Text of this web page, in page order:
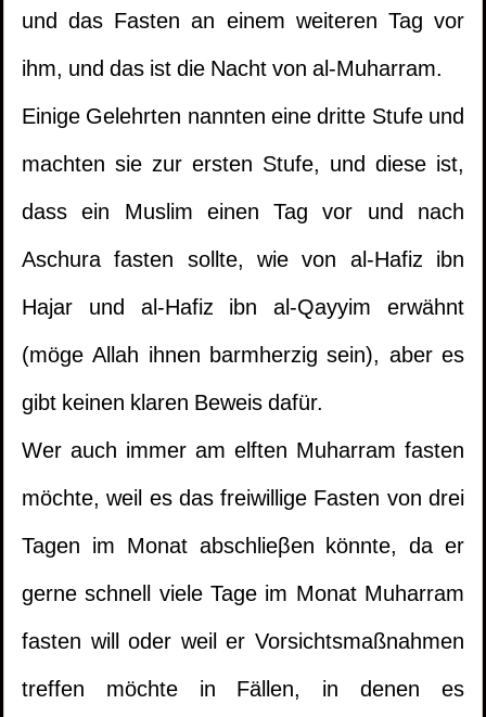
und das Fasten an einem weiteren Tag vor
ihm, und das ist die Nacht von al-Muharram.
Einige Gelehrten nannten eine dritte Stufe und
machten sie zur ersten Stufe, und diese ist,
dass ein Muslim einen Tag vor und nach
Aschura fasten sollte, wie von al-Hafiz ibn
Hajar und al-Hafiz ibn al-Qayyim erwähnt
(möge Allah ihnen barmherzig sein), aber es
gibt keinen klaren Beweis dafür.
Wer auch immer am elften Muharram fasten
möchte, weil es das freiwillige Fasten von drei
Tagen im Monat abschlieβen könnte, da er
gerne schnell viele Tage im Monat Muharram
fasten will oder weil er Vorsichtsmaßnahmen
treffen möchte in Fällen, in denen es